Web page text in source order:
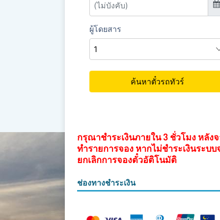
กรุณาชำระเงินภายใน 3 ชั่วโมง หลัง
ทำรายการจอง หากไม่ชำระเงินระบบ
ยกเลิกการจองตั๋วอัติโนมัติ
ช่องทางชำระเงิน